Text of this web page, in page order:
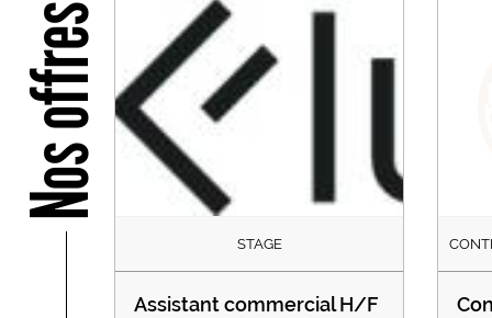
Nos offres
STAGE
Assistant commercial H/F